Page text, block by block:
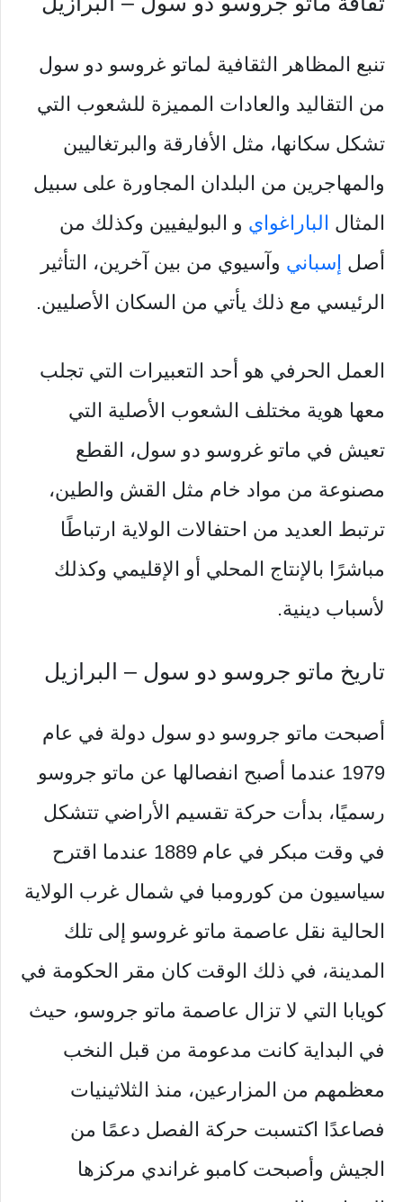
تنبع المظاهر الثقافية لماتو غروسو دو سول
من التقاليد والعادات المميزة للشعوب التي
تشكل سكانها، مثل الأفارقة والبرتغاليين
والمهاجرين من البلدان المجاورة على سبيل
المثال الباراغواي و البوليفيين وكذلك من
أصل إسباني وآسيوي من بين آخرين، التأثير
الرئيسي مع ذلك يأتي من السكان الأصليين.
العمل الحرفي هو أحد التعبيرات التي تجلب
معها هوية مختلف الشعوب الأصلية التي
تعيش في ماتو غروسو دو سول، القطع
مصنوعة من مواد خام مثل القش والطين،
ترتبط العديد من احتفالات الولاية ارتباطًا
مباشرًا بالإنتاج المحلي أو الإقليمي وكذلك
لأسباب دينية.
تاريخ ماتو جروسو دو سول – البرازيل
أصبحت ماتو جروسو دو سول دولة في عام
1979 عندما أصبح انفصالها عن ماتو جروسو
رسميًا، بدأت حركة تقسيم الأراضي تتشكل
في وقت مبكر في عام 1889 عندما اقترح
سياسيون من كورومبا في شمال غرب الولاية
الحالية نقل عاصمة ماتو غروسو إلى تلك
المدينة، في ذلك الوقت كان مقر الحكومة في
كويابا التي لا تزال عاصمة ماتو جروسو، حيث
في البداية كانت مدعومة من قبل النخب
معظمهم من المزارعين، منذ الثلاثينيات
فصاعدًا اكتسبت حركة الفصل دعمًا من
الجيش وأصبحت كامبو غراندي مركزها